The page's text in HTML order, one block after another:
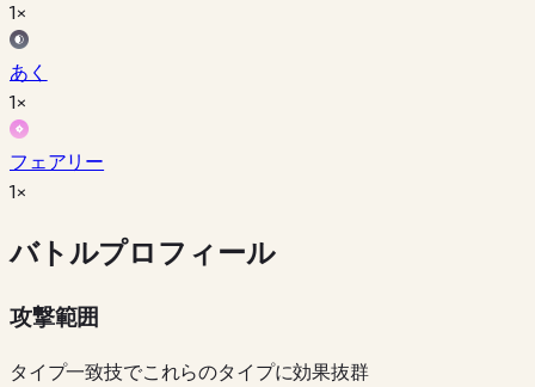
1×
あく
1×
フェアリー
1×
バトルプロフィール
攻撃範囲
タイプ一致技でこれらのタイプに効果抜群